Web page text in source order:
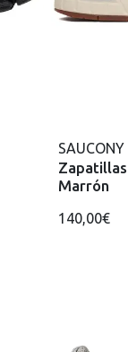
SAUCONY
Marrón
140,00€